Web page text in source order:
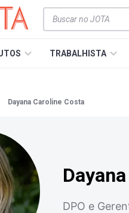
TRABALHISTA
Dayana Caroline Costa
DPO e